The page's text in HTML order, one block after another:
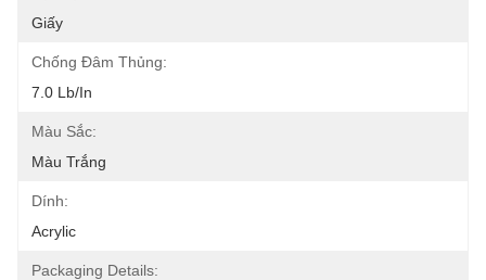
Giấy
Chống Đâm Thủng:
7.0 Lb/in
Màu Sắc:
Màu Trắng
Dính:
Acrylic
Packaging Details: